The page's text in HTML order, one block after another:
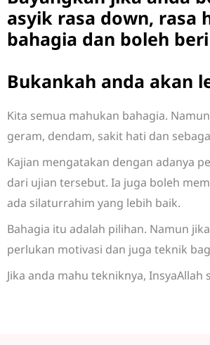
asyik rasa down, rasa
bahagia dan boleh
Bukankah anda akan
Kita semua mahukan bahagia.
geram, dendam, sakit hati dan
Kajian mengatakan dengan adanya
dari ujian tersebut. Ia juga boleh
ada silaturrahim yang lebih baik.
Bahagia itu adalah pilihan. Namun
perlukan motivasi dan juga teknik
Jika anda mahu tekniknya, InsyaAllah